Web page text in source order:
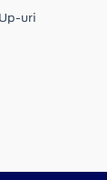
uri